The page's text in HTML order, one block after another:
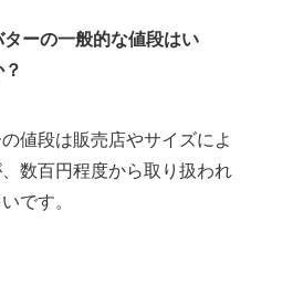
ーの一般的な値段はい
値段は販売店やサイズによ
数百円程度から取り扱われ
です。